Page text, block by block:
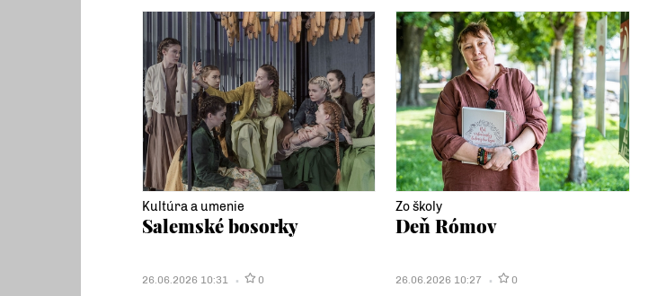
Kultúra a umenie
Salemské bosorky
26.06.2026 10:31 0
Zo školy
Deň Rómov
26.06.2026 10:27 0